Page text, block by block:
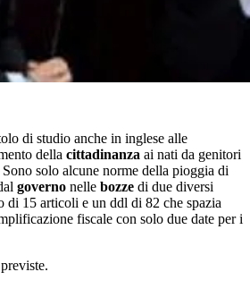
di studio anche in inglese alle
della cittadinanza ai nati da genitori
solo alcune norme della pioggia di
governo nelle bozze di due diversi
di 15 articoli e un ddl di 82 che spazia
fiscale con solo due date per i